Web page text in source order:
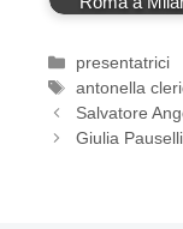
Categorie
presentatrici
Tag
antonella
Salvatore
Giulia